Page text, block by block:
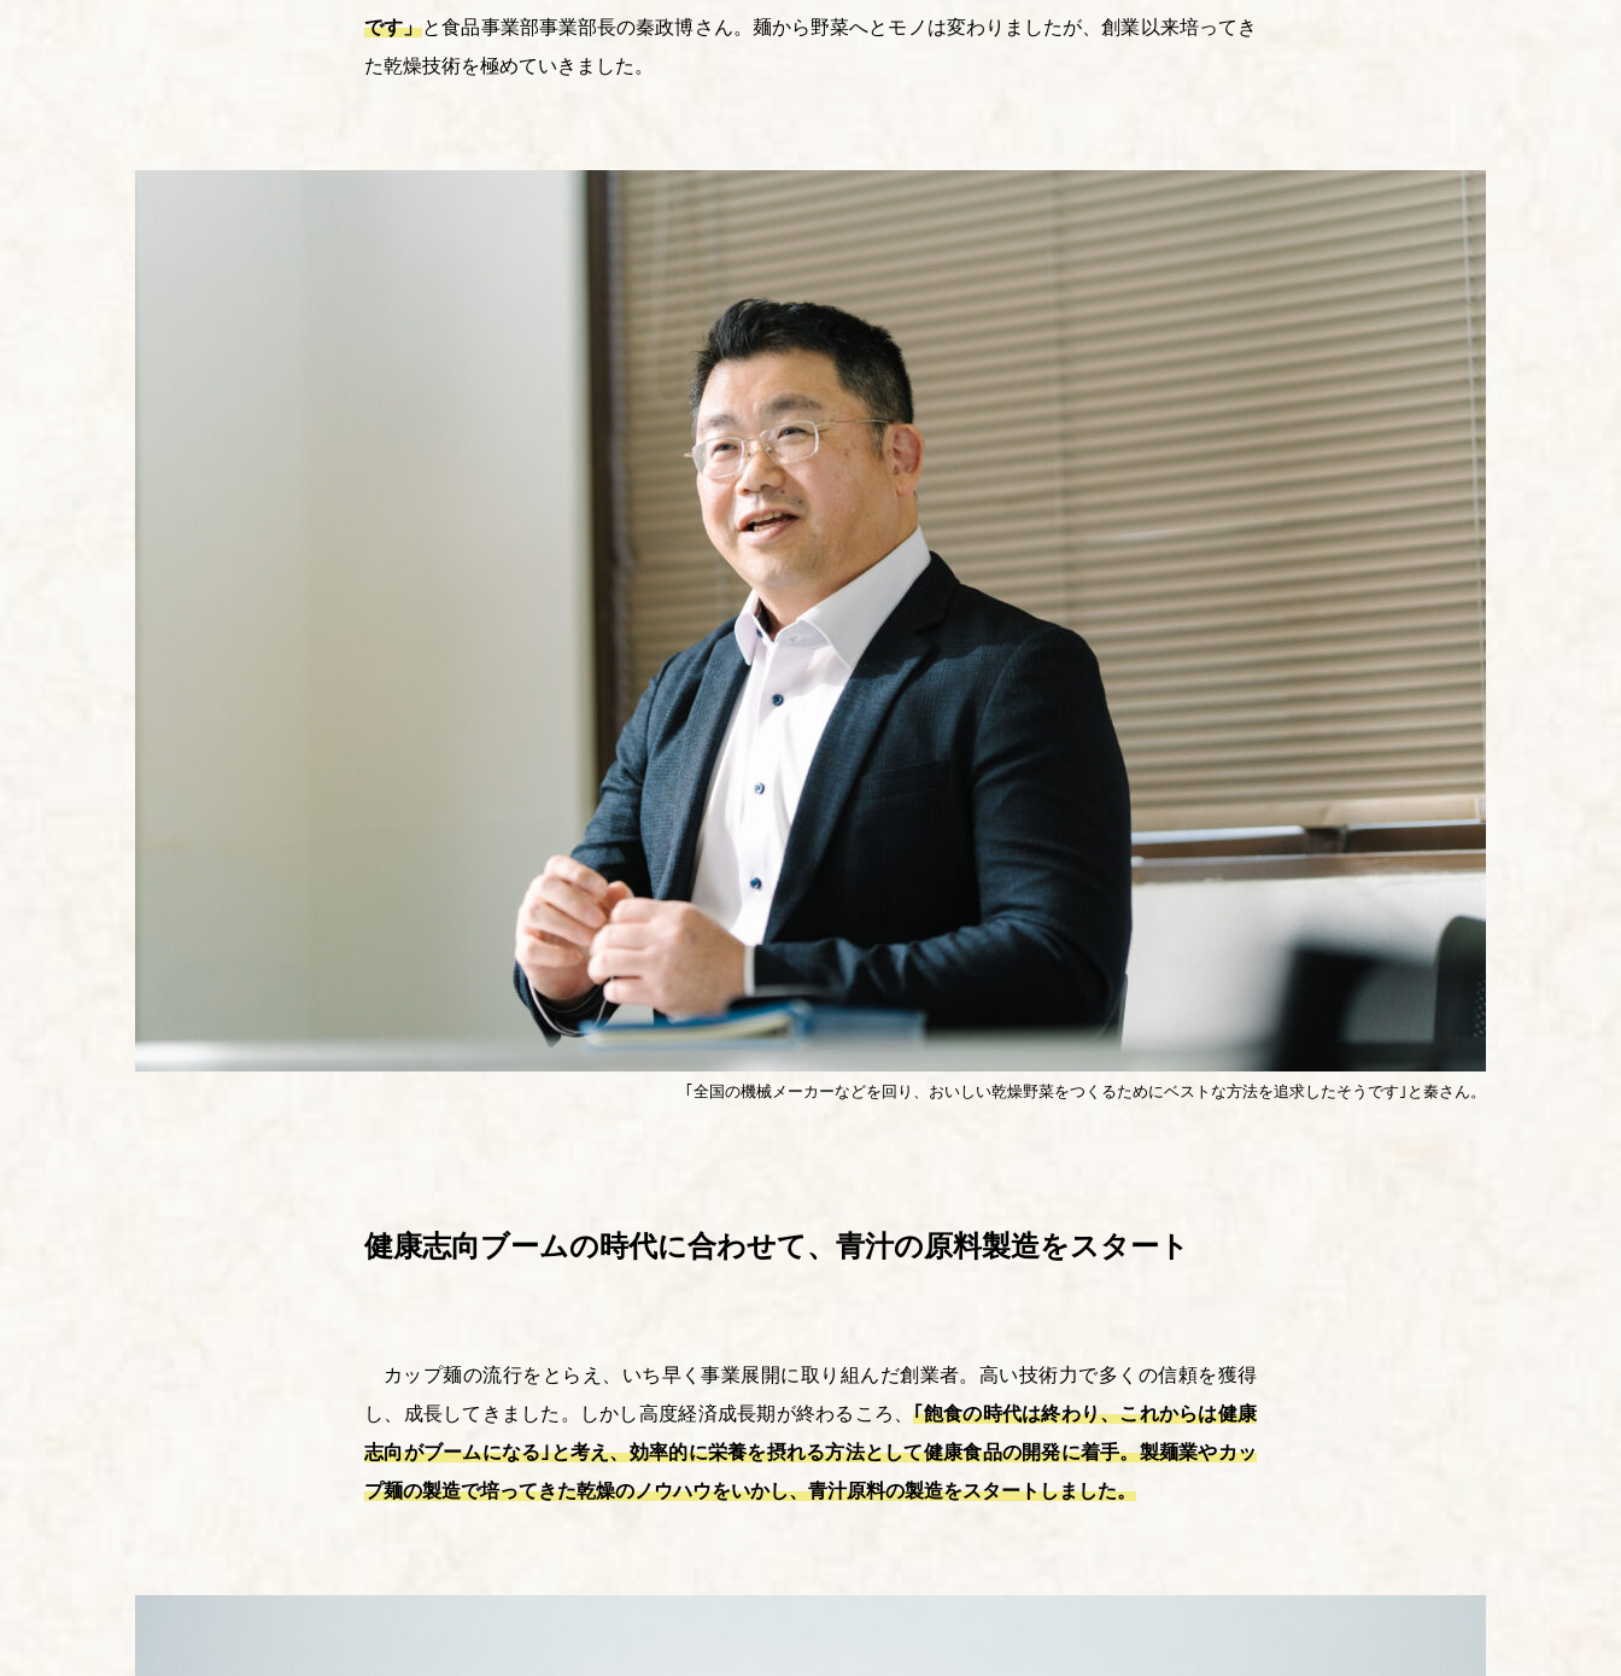
です」と食品事業部事業部長の秦政博さん。麺から野菜へとモノは変わりましたが、創業以来培ってき
た乾燥技術を極めていきました。
｢全国の機械メーカーなどを回り、おいしい乾燥野菜をつくるためにベストな方法を追求したそうです｣と秦さん。
健康志向ブームの時代に合わせて、青汁の原料製造をスタート
カップ麺の流行をとらえ、いち早く事業展開に取り組んだ創業者。高い技術力で多くの信頼を獲得
し、成長してきました。しかし高度経済成長期が終わるころ、｢飽食の時代は終わり、これからは健康
志向がブームになる｣と考え、効率的に栄養を摂れる方法として健康食品の開発に着手。製麺業やカッ
プ麺の製造で培ってきた乾燥のノウハウをいかし、青汁原料の製造をスタートしました。